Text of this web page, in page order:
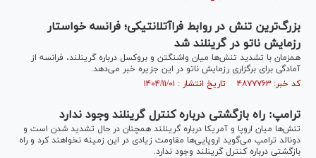
بزرگ‌ترین تنش در روابط فراآتلانتیکی؛ فرانسه خواستار
رزمایش ناتو در گرینلند شد
همزمان با تشدید تنش‌ها میان واشنگتن و بروکسل درباره گرینلند، فرانسه از
آمادگی برای برگزاری رزمایش ناتو در این جزیره خبر می‌دهد.
کد خبر: ۴۸۷۷۷۶۳ تاریخ انتشار : ۱۴۰۴/۱۱/۰۱
ترامپ: راه بازگشتی درباره کنترل گرینلند وجود ندارد
تنش‌ها میان اروپا و آمریکا درباره گرینلند همچنان در حال تشدید شدن است و
دونالد ترامپ می‌گوید اروپایی‌ها مقاومت زیادی در این زمینه نخواهند کرد و راه
بازگشتی درباره کنترل گرینلند وجود ندارد.